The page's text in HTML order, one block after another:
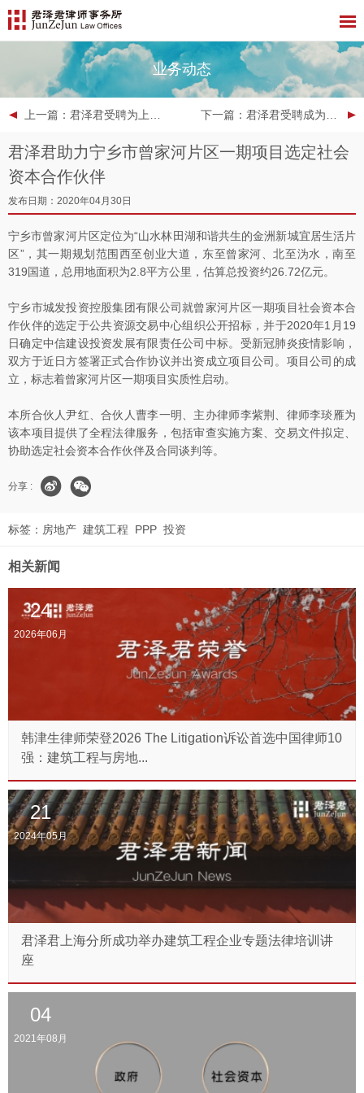
业务动态
上一篇 ：君泽君受聘为上海票据交易所提供法律服务 下一篇 ：君泽君受聘成为北京市投资促进服务中心受理北京市外商投资企业投诉工作专项法律顾问
君泽君助力宁乡市曾家河片区一期项目选定社会
资本合作伙伴
发布日期：2020年04月30日
宁乡市曾家河片区定位为“山水林田湖和谐共生的金洲新城宜居生活片
区”，其一期规划范围西至创业大道，东至曾家河、北至沩水，南至
319国道，总用地面积为2.8平方公里，估算总投资约26.72亿元。
宁乡市城发投资控股集团有限公司就曾家河片区一期项目社会资本合
作伙伴的选定于公共资源交易中心组织公开招标，并于2020年1月19
日确定中信建设投资发展有限责任公司中标。受新冠肺炎疫情影响，
双方于近日方签署正式合作协议并出资成立项目公司。项目公司的成
立，标志着曾家河片区一期项目实质性启动。
本所合伙人尹红、合伙人曹李一明、主办律师李紫荆、律师李琰雁为
该本项目提供了全程法律服务，包括审查实施方案、交易文件拟定、
协助选定社会资本合作伙伴及合同谈判等。
分享 :
标签： 房地产 建筑工程 PPP 投资
相关新闻
24
2026年06月
韩津生律师荣登2026 The Litigation诉讼首选中国律师10
强：建筑工程与房地...
21
2024年05月
君泽君上海分所成功举办建筑工程企业专题法律培训讲
座
04
2021年08月